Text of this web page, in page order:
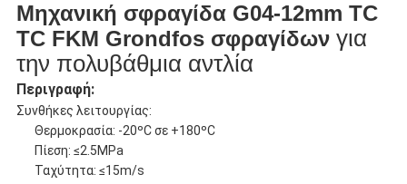
Μηχανική σφραγίδα G04-12mm TC
TC FKM Grondfos σφραγίδωνγια
την πολυβάθμια αντλία
Περιγραφή:
Συνθήκες λειτουργίας:
Θερμοκρασία: -20ºC σε +180ºC
Πίεση: ≤2.5MPa
Ταχύτητα: ≤15m/s